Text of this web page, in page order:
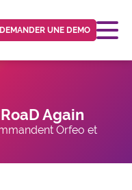
DEMANDER UNE DEMO
Again
Orfeo et